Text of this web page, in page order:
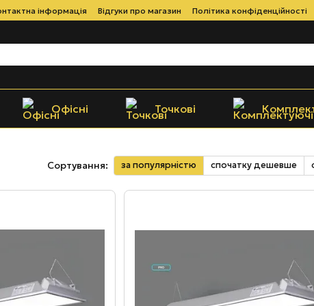
інформація Відгуки про магазин Політика конфіденційності
Офісні Точкові
Сортування: за популярністю спочатку дешевше